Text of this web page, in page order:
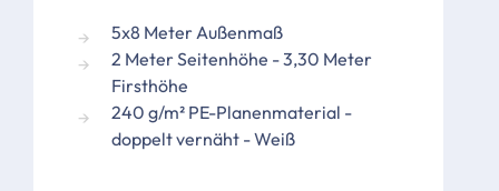
5x8 Meter Außenmaß
2 Meter Seitenhöhe - 3,30 Meter
Firsthöhe
240 g/m² PE-Planenmaterial -
doppelt vernäht - Weiß